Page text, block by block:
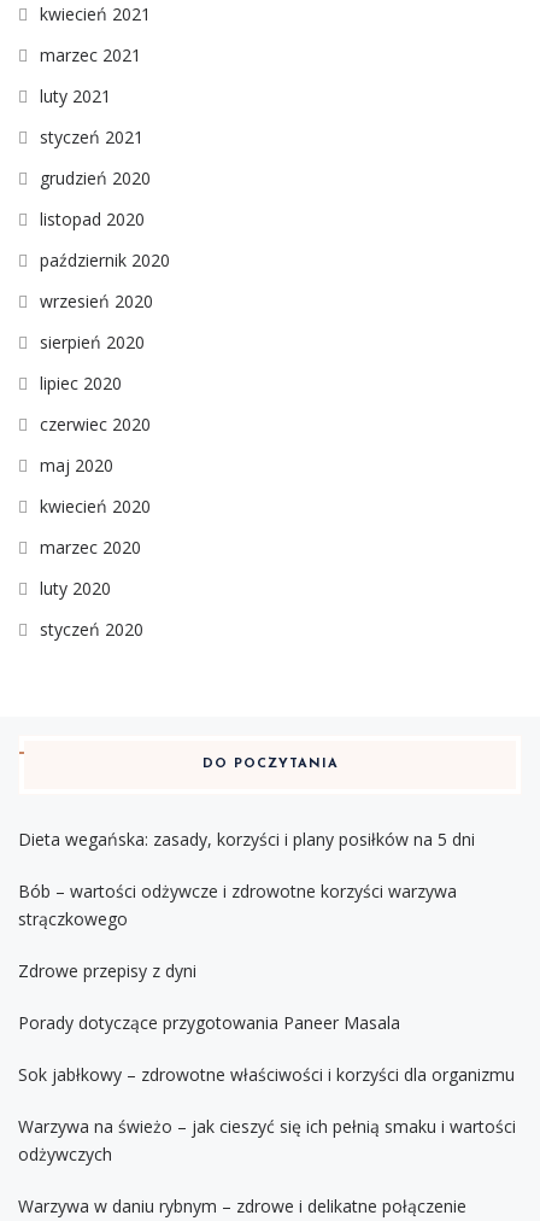
kwiecień 2021
marzec 2021
luty 2021
styczeń 2021
grudzień 2020
listopad 2020
październik 2020
wrzesień 2020
sierpień 2020
lipiec 2020
czerwiec 2020
maj 2020
kwiecień 2020
marzec 2020
luty 2020
styczeń 2020
DO POCZYTANIA
Dieta wegańska: zasady, korzyści i plany posiłków na 5 dni
Bób – wartości odżywcze i zdrowotne korzyści warzywa
strączkowego
Zdrowe przepisy z dyni
Porady dotyczące przygotowania Paneer Masala
Sok jabłkowy – zdrowotne właściwości i korzyści dla organizmu
Warzywa na świeżo – jak cieszyć się ich pełnią smaku i wartości
odżywczych
Warzywa w daniu rybnym – zdrowe i delikatne połączenie